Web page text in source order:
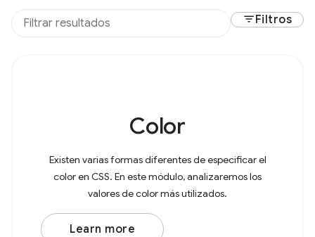
filter_listFiltros
Color
Existen varias formas diferentes de especificar el
color en CSS. En este módulo, analizaremos los
valores de color más utilizados.
Learn more